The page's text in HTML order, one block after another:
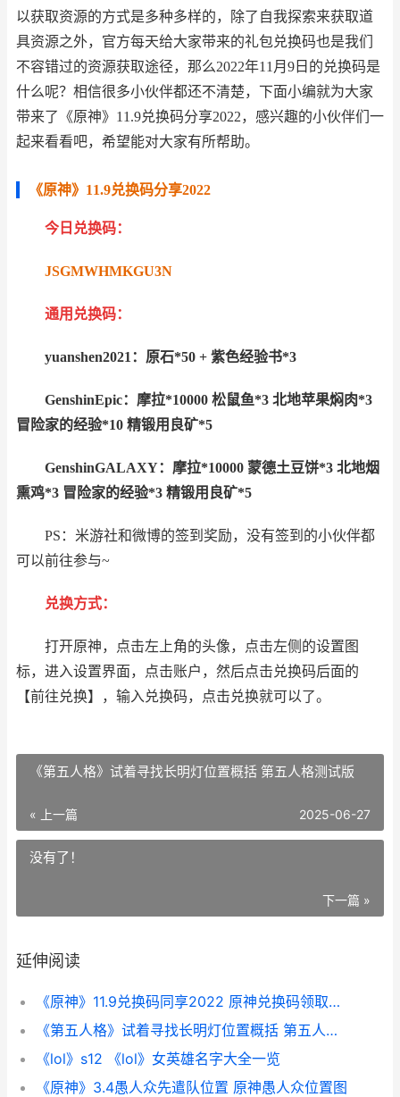
以获取资源的方式是多种多样的，除了自我探索来获取道
具资源之外，官方每天给大家带来的礼包兑换码也是我们
不容错过的资源获取途径，那么2022年11月9日的兑换码是
什么呢？相信很多小伙伴都还不清楚，下面小编就为大家
带来了《原神》11.9兑换码分享2022，感兴趣的小伙伴们一
起来看看吧，希望能对大家有所帮助。
《原神》11.9兑换码分享2022
今日兑换码：
JSGMWHMKGU3N
通用兑换码：
yuanshen2021：原石*50 + 紫色经验书*3
GenshinEpic：摩拉*10000 松鼠鱼*3 北地苹果焖肉*3
冒险家的经验*10 精锻用良矿*5
GenshinGALAXY：摩拉*10000 蒙德土豆饼*3 北地烟
熏鸡*3 冒险家的经验*3 精锻用良矿*5
PS：米游社和微博的签到奖励，没有签到的小伙伴都
可以前往参与~
兑换方式：
打开原神，点击左上角的头像，点击左侧的设置图
标，进入设置界面，点击账户，然后点击兑换码后面的
【前往兑换】，输入兑换码，点击兑换就可以了。
《第五人格》试着寻找长明灯位置概括 第五人格测试版
« 上一篇 2025-06-27
没有了！
下一篇 »
延伸阅读
《原神》11.9兑换码同享2022 原神兑换码领取最新十一月
《第五人格》试着寻找长明灯位置概括 第五人格测试版
《lol》s12 《lol》女英雄名字大全一览
《原神》3.4愚人众先遣队位置 原神愚人众位置图